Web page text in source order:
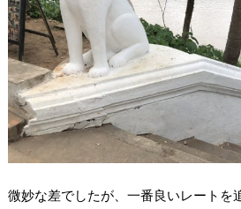
微妙な差でしたが、一番良いレートを